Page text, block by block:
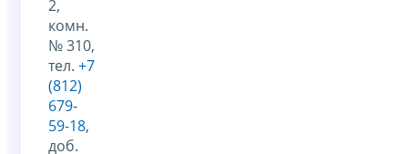
2,
комн.
№ 310,
тел. +7
(812)
679-
59-18,
доб.